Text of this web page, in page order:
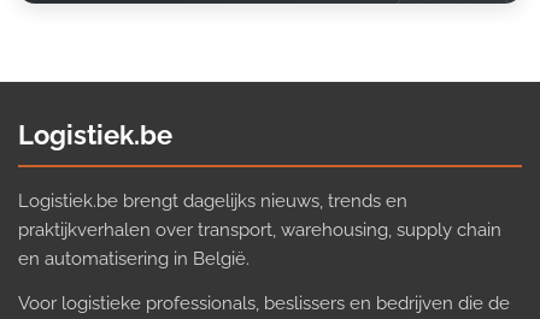
Logistiek.be
Logistiek.be brengt dagelijks nieuws, trends en
praktijkverhalen over transport, warehousing, supply chain
en automatisering in België.
Voor logistieke professionals, beslissers en bedrijven die de